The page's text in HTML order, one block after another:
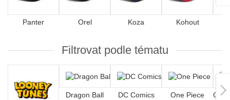
Panter Orel Koza Kohout
Filtrovat podle tématu
Dragon Ball DC Comics One Piece